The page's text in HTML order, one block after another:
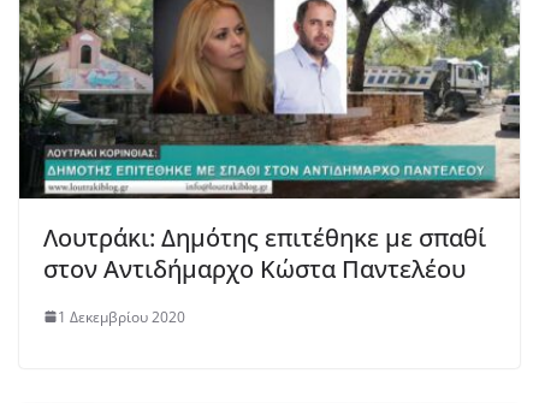
Λουτράκι: Δημότης επιτέθηκε με σπαθί
στον Αντιδήμαρχο Κώστα Παντελέου
1 Δεκεμβρίου 2020